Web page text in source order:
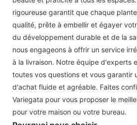
rigoureuse garantit que chaque
qualité, prête à embellir et égayer
du développement durable et de la
nous engageons à offrir un service
à la livraison. Notre équipe d'experts
toutes vos questions et vous garantir
d'achat fluide et agréable. Faites
Variegata pour vous proposer le
pour votre maison ou votre bureau.